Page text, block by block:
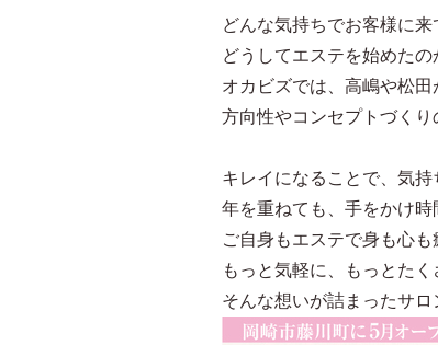
どんな気持ちでお客様に来
どうしてエステを始めたの
オカビズでは、高嶋や松田
方向性やコンセプトづくり
キレイになることで、気持
年を重ねても、手をかけ時
ご自身もエステで身も心
もっと気軽に、もっとた
そんな想いが詰まったサロ